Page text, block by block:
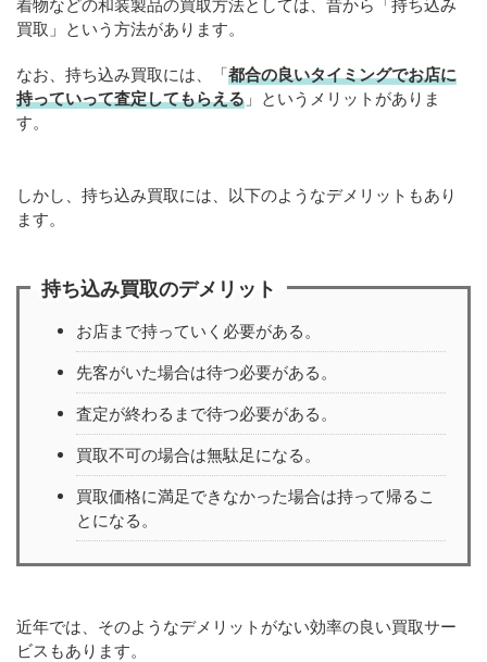
着物などの和装製品の買取方法としては、昔から「持ち込み
買取」という方法があります。
なお、持ち込み買取には、「都合の良いタイミングでお店に
持っていって査定してもらえる 」というメリットがありま
す。
しかし、持ち込み買取には、以下のようなデメリットもあり
ます。
持ち込み買取のデメリット
お店まで持っていく必要がある。
先客がいた場合は待つ必要がある。
査定が終わるまで待つ必要がある。
買取不可の場合は無駄足になる。
買取価格に満足できなかった場合は持って帰るこ
とになる。
近年では、そのようなデメリットがない効率の良い買取サー
ビスもあります。